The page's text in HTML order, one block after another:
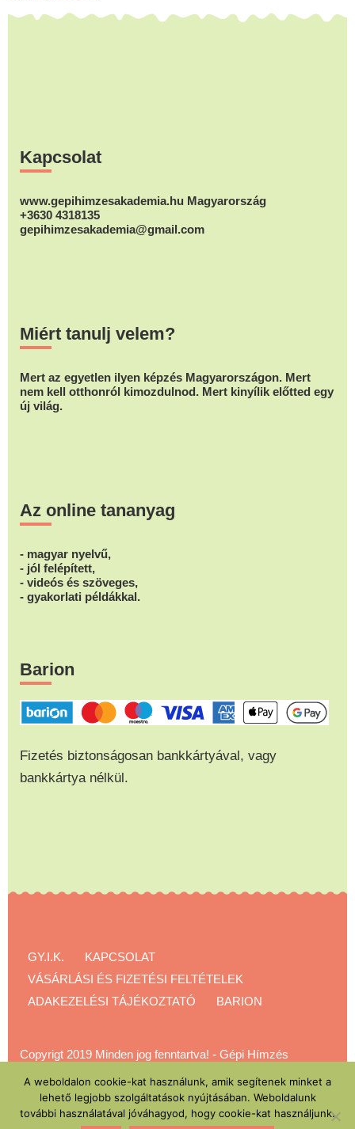
Kapcsolat
www.gepihimzesakademia.hu Magyarország
+3630 4318135
gepihimzesakademia@gmail.com
Miért tanulj velem?
Mert az egyetlen ilyen képzés Magyarországon. Mert
nem kell otthonról kimozdulnod. Mert kinyílik előtted egy
új világ.
Az online tananyag
- magyar nyelvű,
- jól felépített,
- videós és szöveges,
- gyakorlati példákkal.
Barion
Fizetés biztonságosan bankkártyával, vagy
bankkártya nélkül.
GY.I.K.
KAPCSOLAT
VÁSÁRLÁSI ÉS FIZETÉSI FELTÉTELEK
ADAKEZELÉSI TÁJÉKOZTATÓ
BARION
Copyrigt 2019 Minden jog fenntartva! - Gépi Hímzés
A weboldalon cookie-kat használunk, amik segítenek minket a
lehető legjobb szolgáltatások nyújtásában. Weboldalunk
további használatával jóváhagyod, hogy cookie-kat használjunk.